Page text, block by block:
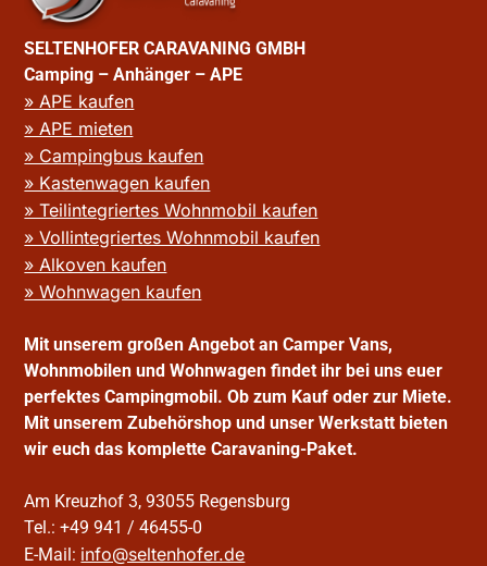
SELTENHOFER CARAVANING GMBH
Camping – Anhänger – APE
» APE kaufen
» APE mieten
» Campingbus kaufen
» Kastenwagen kaufen
» Teilintegriertes Wohnmobil kaufen
» Vollintegriertes Wohnmobil kaufen
» Alkoven kaufen
» Wohnwagen kaufen
Mit unserem großen Angebot an Camper Vans,
Wohnmobilen und Wohnwagen findet ihr bei uns euer
perfektes Campingmobil. Ob zum Kauf oder zur Miete.
Mit unserem Zubehörshop und unser Werkstatt bieten
wir euch das komplette Caravaning-Paket.
Am Kreuzhof 3, 93055 Regensburg
Tel.: +49 941 / 46455-0
E-Mail: info@seltenhofer.de